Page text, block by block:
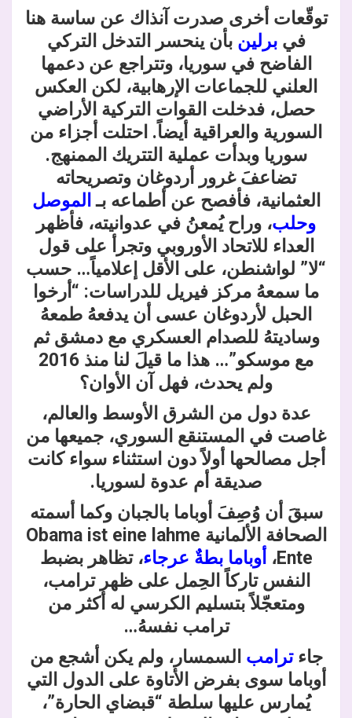
توقّعات أخرى صدرت آنذاك عن ساسة هنا
فيبرلين بأن ينحسر التدخل التركي
الفاضح في سوريا، وتتراجع عن دعمها
العلني للجماعات الإرهابية، لكن العكس
حصل، فدخلت القوات التركية الأراضي
السورية والعراقية أيضاً. احتلت أجزاء من
سوريا وبدأت عملية التتريك الممنهج.
تضاعفَ غرور أردوغان وتصريحاته
العثمانية، فأفصح عن أطماعه بـ الموصل
وحلب، وراح يُمعنُ في عدوانيته، فأظهر
العداء للاتحاد الأوروبي وتجرأ على قول
“لا” لواشنطن، على الأقل إعلامياً… حسب
ما سمعهُ مركز فيريل للدراسات: “أرخوا
الحبل لأردوغان عسى أن يدفعهُ طمعهُ
وساديتهُ للصدام العسكري مع دمشق ثم
مع موسكو”… هذا ما قيلَ لنا منذ 2016
ولم يحدث، فهل آن الأوان؟
عدة دول من الشرق الأوسط والعالم،
غاصت في المستنقع السوري، جميعها من
أجل مصالحها أولاً دون استثناء سواء كانت
صديقة أم عدوة لسوريا.
سبقَ أن وُصِفَ أوباما بالجبان وكما أسمته
الصحافة الألمانية Obama ist eine lahme
Ente،
أوباما بطةٌ عرجاء، تظاهر بضبط
النفس تاركاً الحِمل على ظهر ترامب،
ومتعجّلاً بتسليم الكرسي له أكثر من
ترامب نفسهُ…
جاءترامب السمسار، ولم يكن أشجع من
أوباما سوى بفرض الأتاوة على الدول التي
يُمارس عليها سلطة “قبضاي الحارة”،